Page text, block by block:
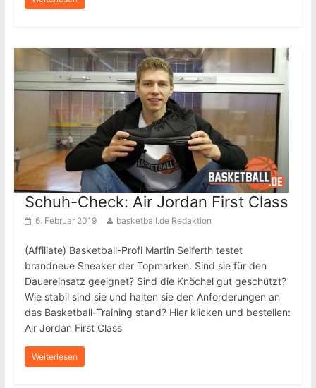
Schuh-Check: Air Jordan First Class
6. Februar 2019 basketball.de Redaktion
(Affiliate) Basketball-Profi Martin Seiferth testet
brandneue Sneaker der Topmarken. Sind sie für den
Dauereinsatz geeignet? Sind die Knöchel gut geschützt?
Wie stabil sind sie und halten sie den Anforderungen an
das Basketball-Training stand? Hier klicken und bestellen:
Air Jordan First Class
Weiterlesen